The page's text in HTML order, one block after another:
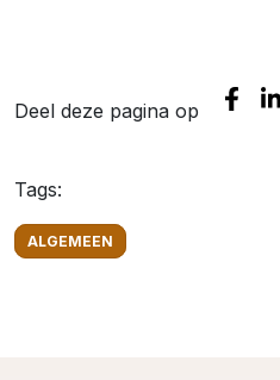
Deel deze pagina op
Tags:
ALGEMEEN